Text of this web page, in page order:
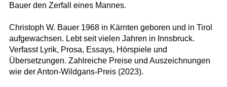
Bauer den Zerfall eines Mannes.
Christoph W. Bauer 1968 in Kärnten geboren und in Tirol
aufgewachsen. Lebt seit vielen Jahren in Innsbruck.
Verfasst Lyrik, Prosa, Essays, Hörspiele und
Übersetzungen. Zahlreiche Preise und Auszeichnungen
wie der Anton-Wildgans-Preis (2023).